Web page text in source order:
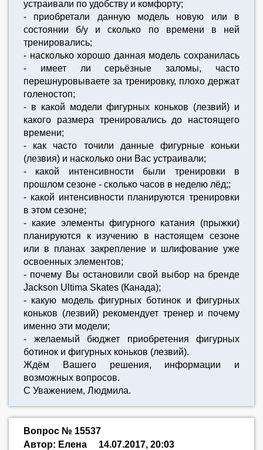
устраивали по удобству и комфорту;
- приобретали данную модель новую или в
состоянии б/у и сколько по времени в ней
тренировались;
- насколько хорошо данная модель сохранилась
- имеет ли серьёзные заломы, часто
перешнуровываете за тренировку, плохо держат
голеностоп;
- в какой модели фигурных коньков (лезвий) и
какого размера тренировались до настоящего
времени;
- как часто точили данные фигурные коньки
(лезвия) и насколько они Вас устраивали;
- какой интенсивности были тренировки в
прошлом сезоне - сколько часов в неделю лёд;;
- какой интенсивности планируются тренировки
в этом сезоне;
- какие элементы фигурного катания (прыжки)
планируются к изучению в настоящем сезоне
или в планах закрепление и шлифование уже
освоенных элементов;
- почему Вы остановили свой выбор на бренде
Jackson Ultima Skates (Канада);
- какую модель фигурных ботинок и фигурных
коньков (лезвий) рекомендует тренер и почему
именно эти модели;
- желаемый бюджет приобретения фигурных
ботинок и фигурных коньков (лезвий).
Ждём Вашего решения, информации и
возможных вопросов.
С Уважением, Людмила.
Вопрос № 15537
Автор: Елена
14.07.2017, 20:03